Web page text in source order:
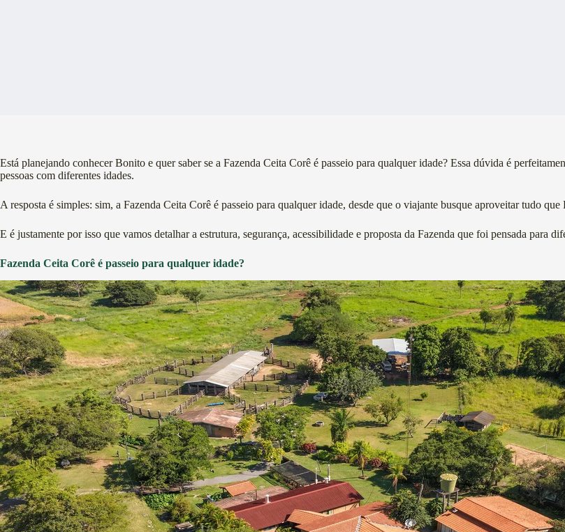
Está planejando conhecer Bonito e quer saber se a Fazenda Ceita Corê é passeio para qualquer idade? Essa dúvida é
pessoas com diferentes idades.
A resposta é simples: sim, a Fazenda Ceita Corê é passeio para qualquer idade, desde que o viajante busque aproveitar tudo
E é justamente por isso que vamos detalhar a estrutura, segurança, acessibilidade e proposta da Fazenda que foi pensada para
Fazenda Ceita Corê é passeio para qualquer idade?